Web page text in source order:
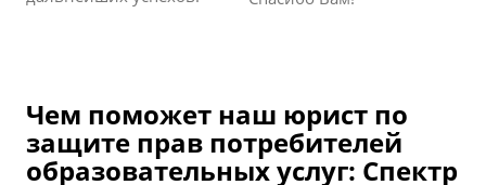
Чем поможет наш юрист по
защите прав потребителей
образовательных услуг: Спектр